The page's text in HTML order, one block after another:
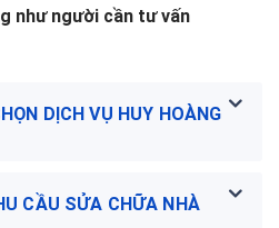
như người cần tư vấn
DỊCH VỤ HUY HOÀNG
CẦU SỬA CHỮA NHÀ